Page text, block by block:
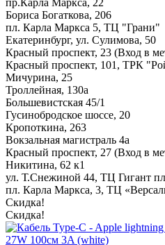
Бориса Богаткова, 206
пл. Карла Маркса 5, ТЦ "Грани"
Екатеринбург, ул. Сулимова, 50
Красный проспект, 23 (Вход в
Красный проспект, 101, ТРК
Мичурина, 25
Троллейная, 130а
Большевистская 45/1
Гусинобродское шоссе, 20
Кропоткина, 263
Вокзальная магистраль 4а
Красный проспект, 27 (Вход в
Никитина, 62 к1
ул. Т.Снежиной 44, ТЦ Гигант
пл. Карла Маркса, 3, ТЦ
Скидка!
Скидка!